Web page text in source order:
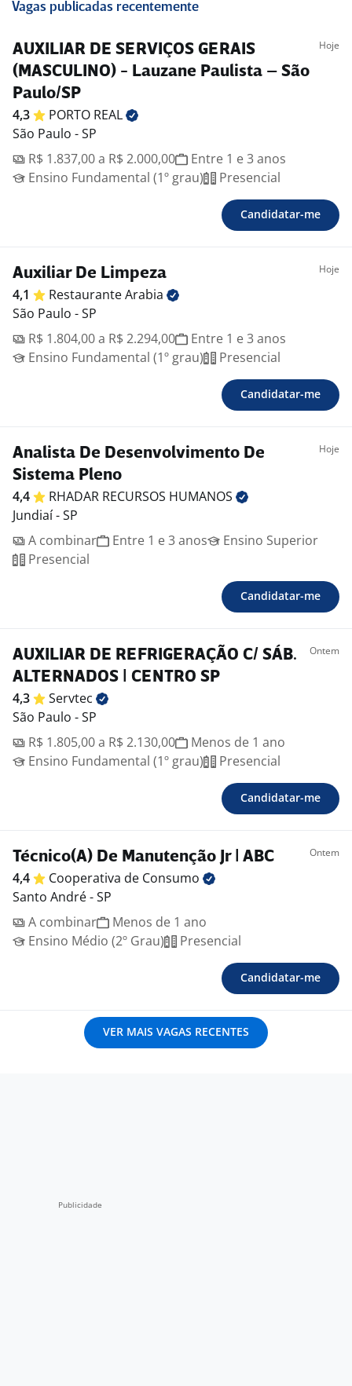
Vagas publicadas recentemente
AUXILIAR DE SERVIÇOS GERAIS
(MASCULINO) - Lauzane Paulista – São
Paulo/SP
Hoje
4,3 PORTO REAL
São Paulo - SP
R$ 1.837,00 a R$ 2.000,00
Entre 1 e 3 anos
Ensino Fundamental (1º grau)
Presencial
Candidatar-me
Auxiliar De Limpeza Hoje
4,1 RestauranteArabia
São Paulo - SP
R$ 1.804,00 a R$ 2.294,00
Entre 1 e 3 anos
Ensino Fundamental (1º grau)
Presencial
Candidatar-me
Analista De Desenvolvimento De
Sistema Pleno
Hoje
4,4 RHADAR RECURSOS HUMANOS
Jundiaí - SP
A combinar
Entre 1 e 3 anos
Ensino Superior
Presencial
Candidatar-me
AUXILIAR DE REFRIGERAÇÃO C/ SÁB.
ALTERNADOS | CENTRO SP
Ontem
4,3
Servtec
São Paulo - SP
R$ 1.805,00 a R$ 2.130,00
Menos de 1 ano
Ensino Fundamental (1º grau)
Presencial
Candidatar-me
Técnico(A) De Manutenção Jr | ABC Ontem
4,4 Cooperativa de Consumo
Santo André - SP
A combinar
Menos de 1 ano
Ensino Médio (2º Grau)
Presencial
Candidatar-me
VER MAIS VAGAS RECENTES